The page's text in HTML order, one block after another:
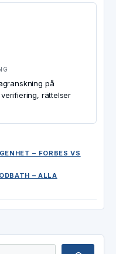
på
rättelser
– FORBES VS
– ALLA